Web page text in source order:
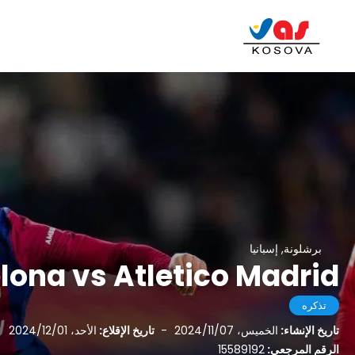
برشلونة, إسبانيا
vs Atletico Madrid
تذكره
تاريخ الإنشاء: الخميس، 2024/11/07 - تاريخ الإقلاع: الأحد، 2024/12/01
الرقم المرجعي: 15589192